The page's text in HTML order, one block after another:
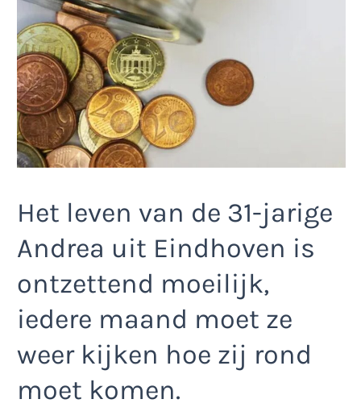
Het leven van de 31-jarige
Andrea uit Eindhoven is
ontzettend moeilijk,
iedere maand moet ze
weer kijken hoe zij rond
moet komen.